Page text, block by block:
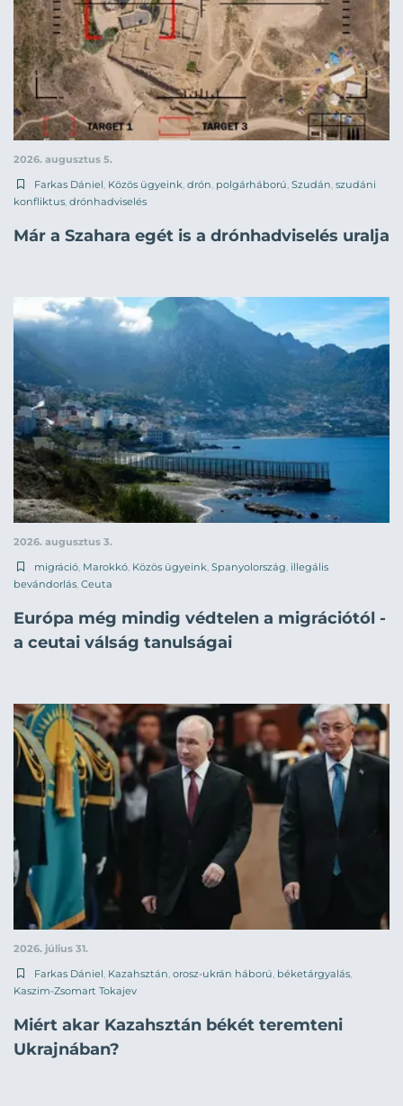
2026. augusztus 5.
Farkas Dániel Közös ügyeink drón polgárháború Szudán szudáni
konfliktus drónhadviselés
Már a Szahara egét is a drónhadviselés uralja
2026. augusztus 3.
migráció, Marokkó, Közös ügyeink, Spanyolország, illegális
bevándorlás, Ceuta
Európa még mindig védtelen a migrációtól -
a ceutai válság tanulságai
2026. július 31.
Farkas Dániel, Kazahsztán, orosz-ukrán háború, béketárgyalás,
Kaszim-Zsomart Tokajev
Miért akar Kazahsztán békét teremteni
Ukrajnában?